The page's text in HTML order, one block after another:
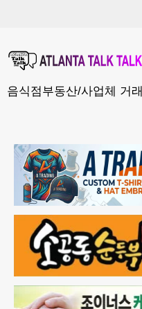
음식점부동산/사업체 거래